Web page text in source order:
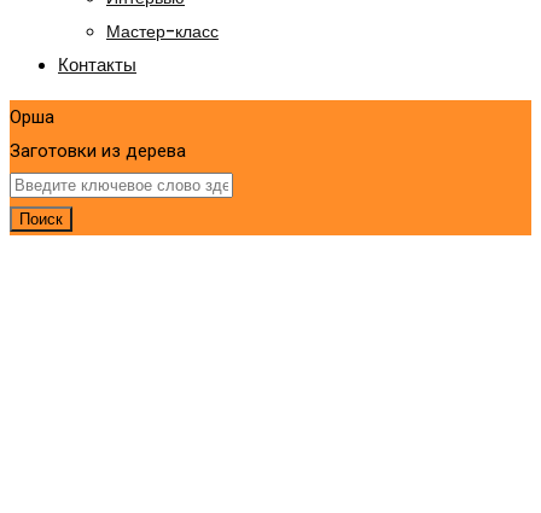
Мастер-класс
Контакты
Орша
Заготовки из дерева
Поиск